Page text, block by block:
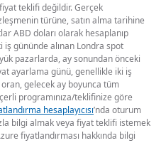
teklifi değildir. Gerçek
türüne, satın alma tarihine
ABD doları olarak hesaplanıp
iş gününde alınan Londra spot
pazarlarda, ay sonundan önceki
ayarlama günü, genellikle iki iş
gelecek ay boyunca tüm
programınıza/teklifinize göre
hesaplayıcısı’nda oturum
bilgi almak veya fiyat teklifi istemek
fiyatlandırması hakkında bilgi